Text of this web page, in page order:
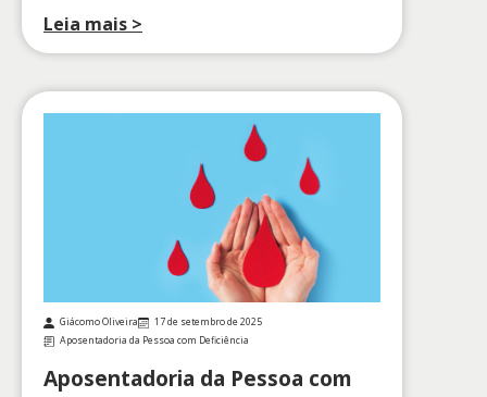
Leia mais >
Giácomo Oliveira
17 de setembro de 2025
Aposentadoria da Pessoa com Deficiência
Aposentadoria da Pessoa com